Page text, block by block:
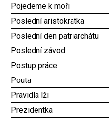
Pojedeme k moři
Poslední aristokratka
Poslední den patriarchátu
Poslední závod
Postup práce
Pouta
Pravidla lži
Prezidentka